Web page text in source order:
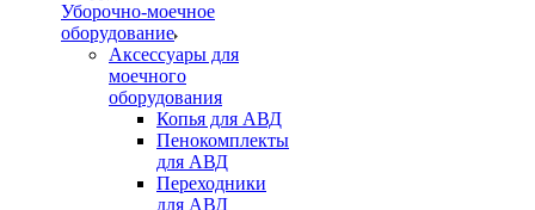
Уборочно-моечное
оборудование
Аксессуары для
моечного
оборудования
Копья для АВД
Пенокомплекты
для АВД
Переходники
для АВД